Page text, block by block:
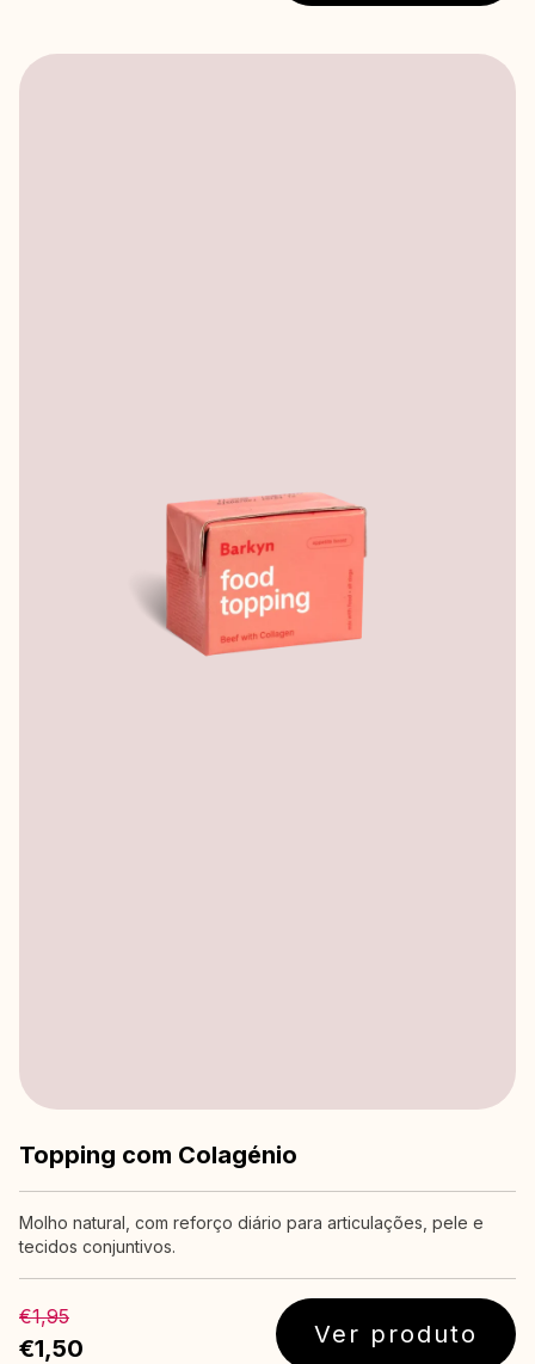
Topping com Colagénio
Molho natural, com reforço diário para articulações, pele e
tecidos conjuntivos.
€1,95
€1,50 Ver produto